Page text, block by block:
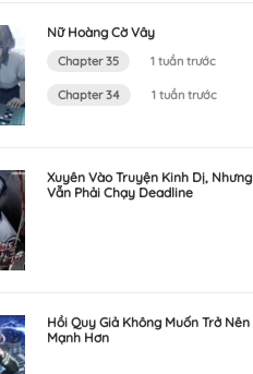
Nữ Hoàng Cờ Vây
Chapter 35 1 tuần trước
Chapter 34 1 tuần trước
Xuyên Vào Truyện Kinh Dị, Nhưng
Vẫn Phải Chạy Deadline
Hồi Quy Giả Không Muốn Trở Nên
Mạnh Hơn